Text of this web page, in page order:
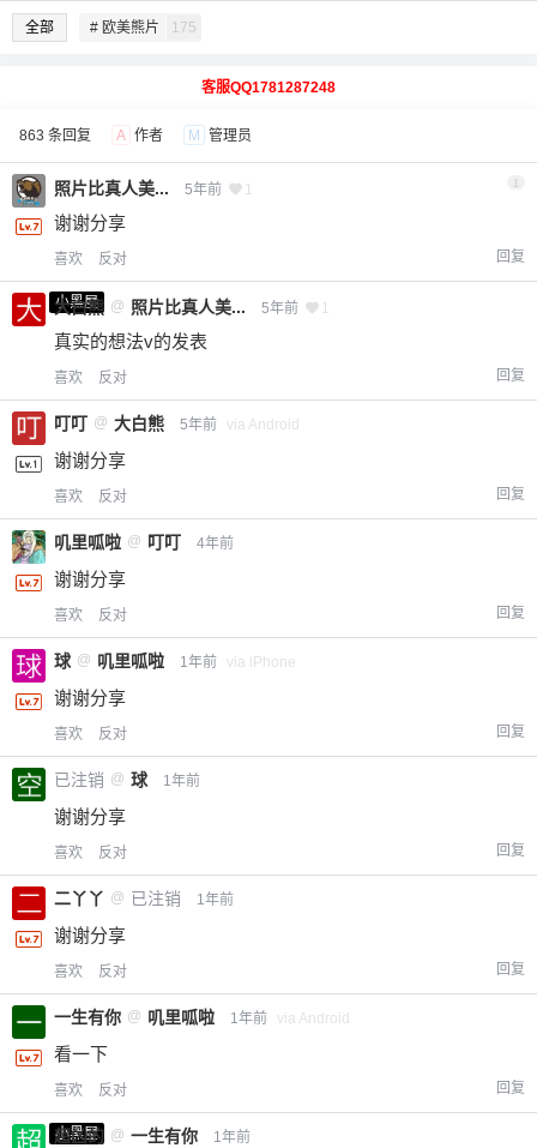
全部 # 欧美熊片 175
客服QQ1781287248
863 条回复 A 作者 M 管理员
照片比真人美... 5年前 1 1
谢谢分享
喜欢 反对 回复
小黑屋
大白熊 @ 照片比真人美... 5年前 1
真实的想法v的发表
喜欢 反对 回复
叮叮 @ 大白熊 5年前 via Android
谢谢分享
喜欢 反对 回复
叽里呱啦 @ 叮叮 4年前
谢谢分享
喜欢 反对 回复
球 @ 叽里呱啦 1年前 via iPhone
谢谢分享
喜欢 反对 回复
已注销 @ 球 1年前
谢谢分享
喜欢 反对 回复
二丫丫 @ 已注销 1年前
谢谢分享
喜欢 反对 回复
一生有你 @ 叽里呱啦 1年前 via Android
看一下
喜欢 反对 回复
小黑屋
超凶的 @ 一生有你 1年前